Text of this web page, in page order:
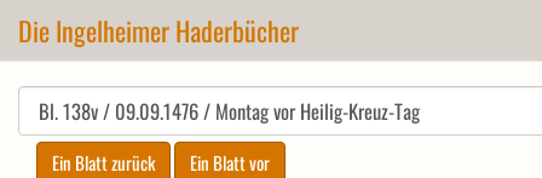
Die Ingelheimer Haderbücher